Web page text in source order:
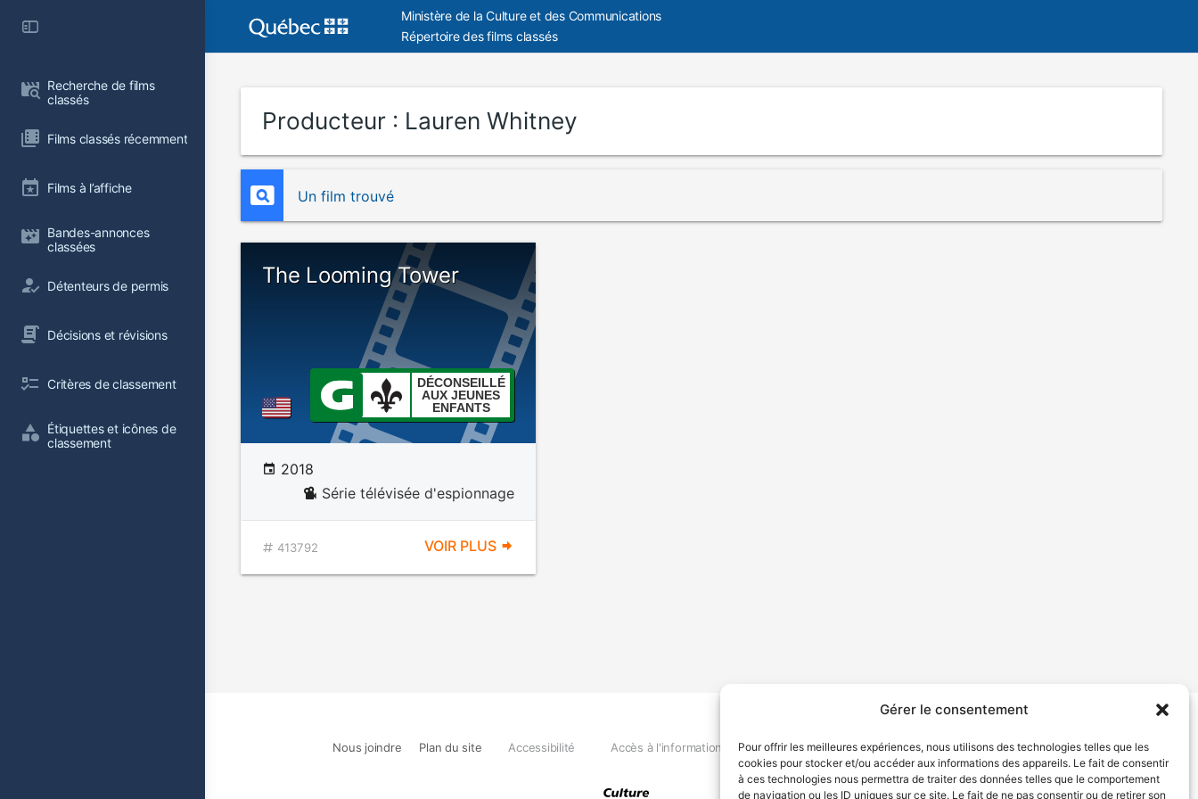
Gérer le consentement
Pour offrir les meilleures expériences, nous utilisons des technologies telles que les
cookies pour stocker et/ou accéder aux informations des appareils. Le fait de consentir
à ces technologies nous permettra de traiter des données telles que le comportement
de navigation ou les ID uniques sur ce site. Le fait de ne pas consentir ou de retirer son
Recherche de films
classés
Films classés récemment
Films à l’affiche
Bandes-annonces
classées
Détenteurs de permis
Décisions et révisions
Critères de classement
Étiquettes et icônes de
classement
Ministère de la Culture et des Communications
Répertoire des films classés
Producteur : Lauren Whitney
Un film trouvé
The Looming Tower
DÉCONSEILLÉ
AUX JEUNES
ENFANTS
2018
Série télévisée d'espionnage
413792 VOIR PLUS
Nous joindre Plan du site Accessibilité Accès à l'information Déclaration de services Politique de confidentialité